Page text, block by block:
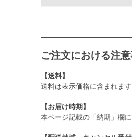
ご注文における注
【送料】
送料は表示価格に含まれま
【お届け時期】
本ページ記載の「納期」欄